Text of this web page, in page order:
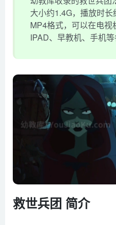
大小约1.4G，播放时
MP4格式，可以在电视
IPAD、早教机、手机等
救世兵团 简介